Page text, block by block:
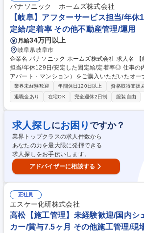
ます。有休を含めると平均休暇日数は134日、残
働きやすさを大事にしております。 募集職種 【東京/施工管理（建築）】
未経験・第二新卒歓迎★年休125日（土日祝）/残
パナソニック ホームズ株式会社
【岐阜】アフターサービス担当/年休
定給/定着率 その他不動産管理/運用
月給34万円以上
岐阜県岐阜市
企業名 パナソニック ホームズ株式会社 求人名 【岐阜】アフターサービス
担当/年休129日/安定した固定給/定着率◎ 仕事の内容 当社住宅（戸建て・
アパート・マンション）をご購入いただいたオ
安心してお住まいいただくためのアフターサービ
ただきます。 ■技術を活かした「住まいの資産価値」の維持・向上：専門
知識を活かし、経年変化に応じた最適なメンテナ
共有 ■自身の裁量で進めるアフターサービス：新
の正しい使い方説明/建具の調整といった日常の
新AI「P-GAIROS」が技術判断をサポート：顧客
せた独自システム「訪問対応支援システム P-
募集職種 【岐阜】アフターサービス担当/年休
率◎
業界未経験歓迎 年間休日120日以上 資格取得支援
退職金あり
在宅OK 完全週休2日制 服装自由
求人探しにお困り ですか？
業界トップクラスの求人件数から
あなたの力を最大限に発揮できる
求人探しをお手伝いします。
アドバイザーに相談する
正社員
エスケー化研株式会社
高松【施工管理】未経験歓迎/国内シ
カー/賞与7.5ヶ月 その他施工管理/現